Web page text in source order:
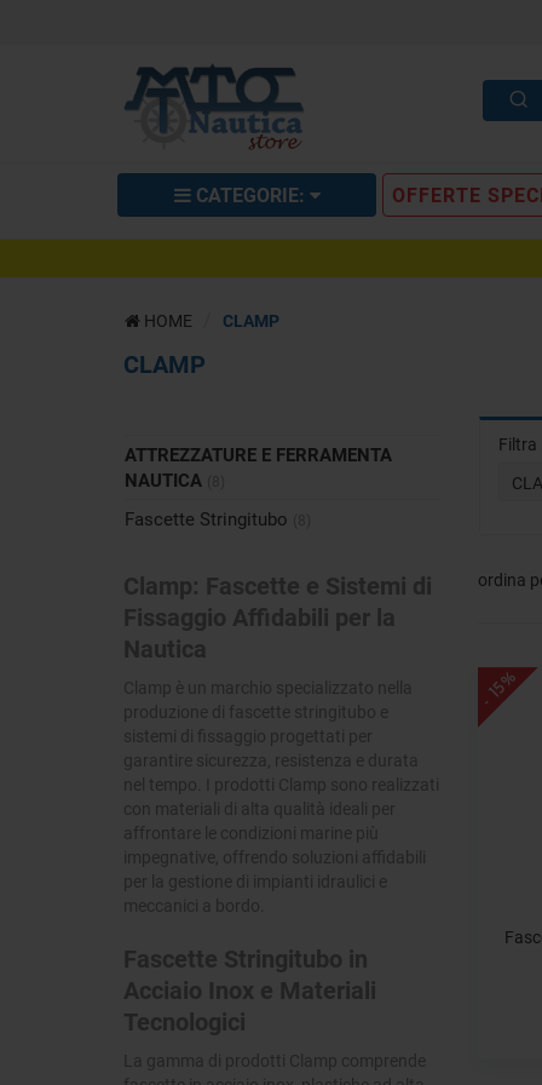
CATEGORIE: OFFERTE
HOME CLAMP
CLAMP
ATTREZZATURE E FERRAMENTA
NAUTICA
Fascette Stringitubo
Clamp: Fascette e Sistemi di
Fissaggio Affidabili per la
Nautica
Clamp è un marchio specializzato nella
produzione di fascette stringitubo e
sistemi di fissaggio progettati per
garantire sicurezza, resistenza e durata
nel tempo. I prodotti Clamp sono realizzati
con materiali di alta qualità ideali per
affrontare le condizioni marine più
impegnative, offrendo soluzioni affidabili
per la gestione di impianti idraulici e
meccanici a bordo.
Fascette Stringitubo in
Acciaio Inox e Materiali
Tecnologici
La gamma di prodotti Clamp comprende
Filtra
ordina
- 15%